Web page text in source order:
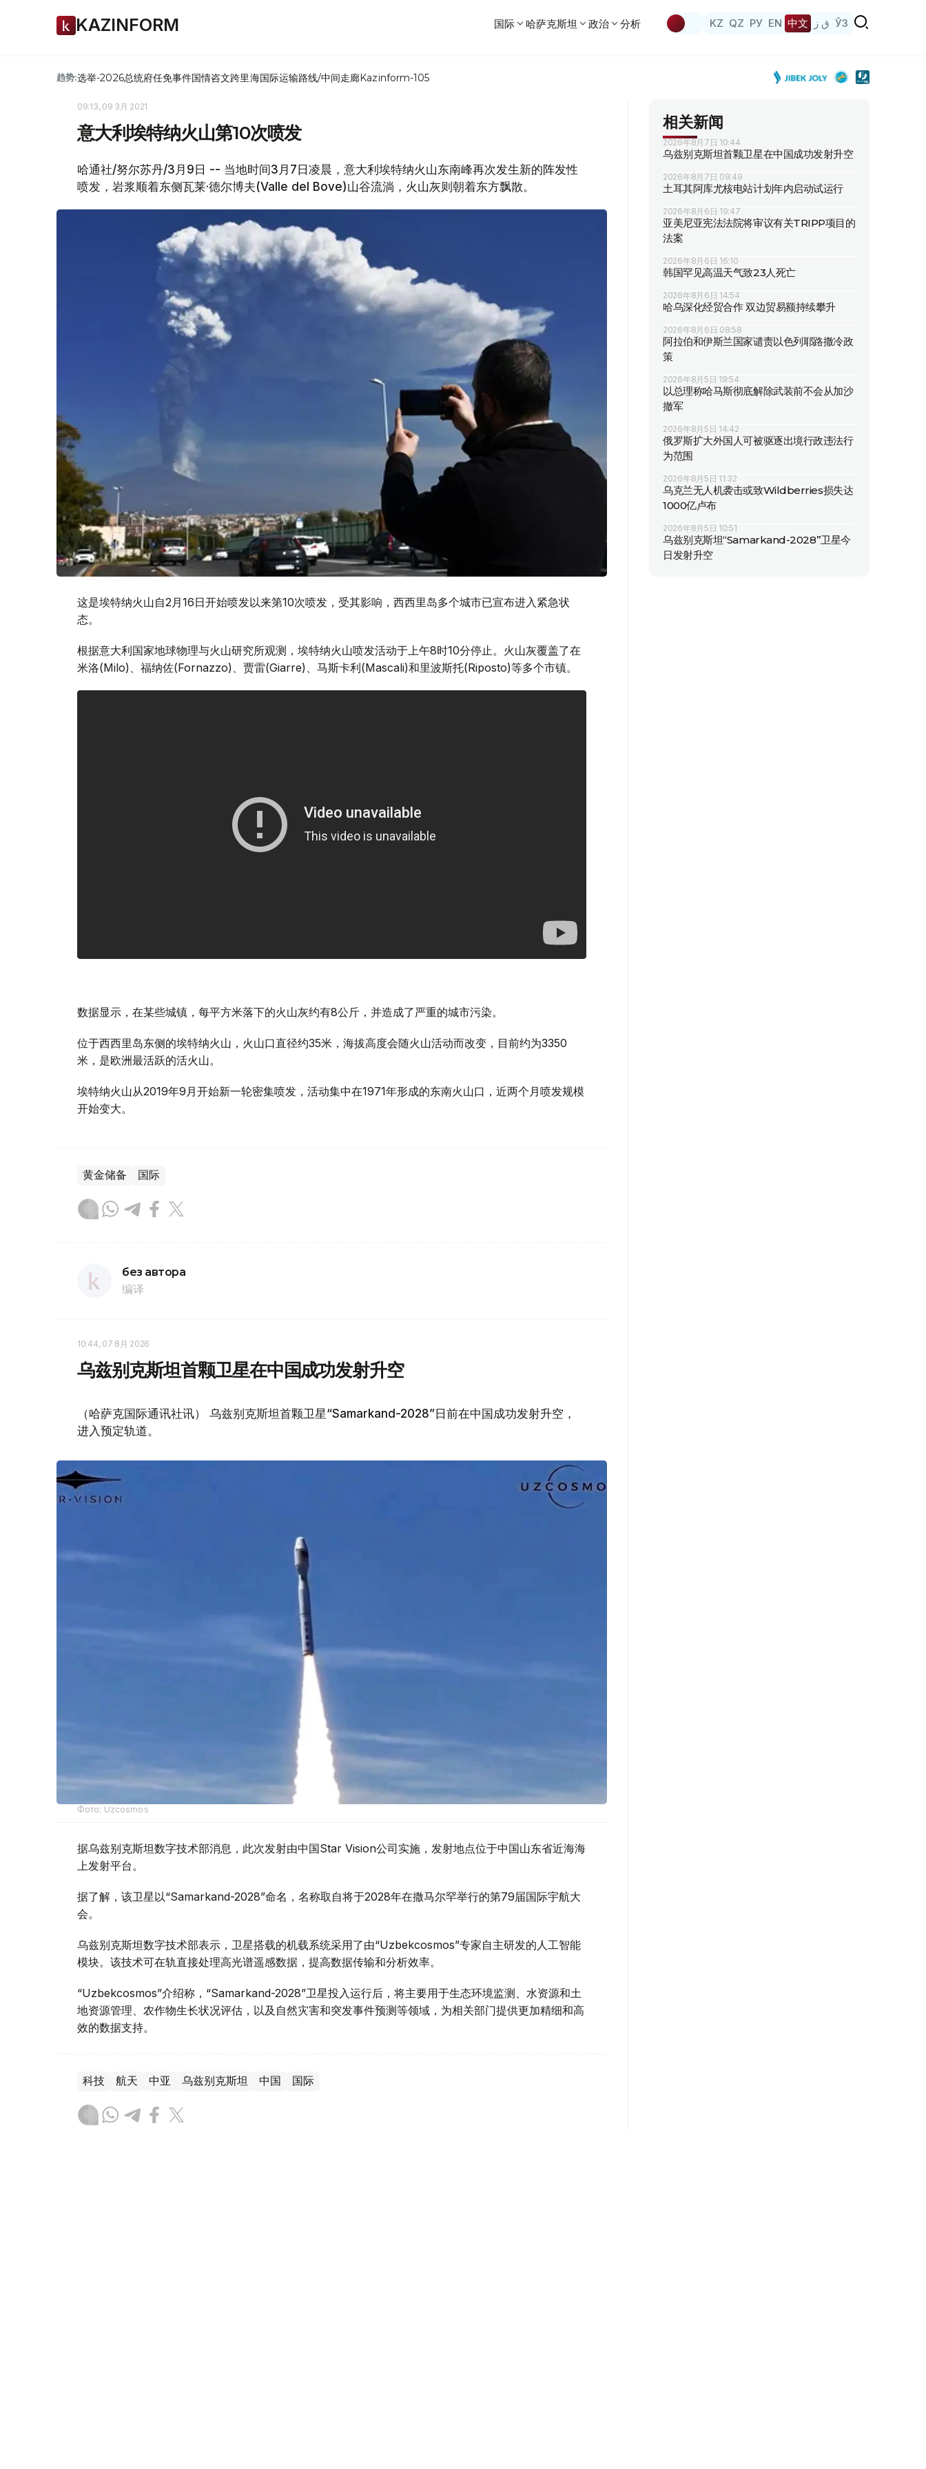
KAZINFORM 国际 哈萨克斯坦 政治 分析 KZ QZ РУ EN 中文 ق ز ЎЗ
趋势:选举-2026总统府任免事件国情咨文跨里海国际运输路线/中间走廊Kazinform-105
09:13, 09 3月 2021
意大利埃特纳火山第10次喷发
哈通社/努尔苏丹/3月9日 -- 当地时间3月7日凌晨，意大利埃特纳火山东南峰再次发生新的阵发性
喷发，岩浆顺着东侧瓦莱·德尔博夫(Valle del Bove)山谷流淌，火山灰则朝着东方飘散。
这是埃特纳火山自2月16日开始喷发以来第10次喷发，受其影响，西西里岛多个城市已宣布进入紧急状
态。
根据意大利国家地球物理与火山研究所观测，埃特纳火山喷发活动于上午8时10分停止。火山灰覆盖了在
米洛(Milo)、福纳佐(Fornazzo)、贾雷(Giarre)、马斯卡利(Mascali)和里波斯托(Riposto)等多个市镇。
数据显示，在某些城镇，每平方米落下的火山灰约有8公斤，并造成了严重的城市污染。
位于西西里岛东侧的埃特纳火山，火山口直径约35米，海拔高度会随火山活动而改变，目前约为3350
米，是欧洲最活跃的活火山。
埃特纳火山从2019年9月开始新一轮密集喷发，活动集中在1971年形成的东南火山口，近两个月喷发规模
开始变大。
黄金储备 国际
без автора
编译
10:44, 07 8月 2026
乌兹别克斯坦首颗卫星在中国成功发射升空
（哈萨克国际通讯社讯） 乌兹别克斯坦首颗卫星“Samarkand-2028”日前在中国成功发射升空，
进入预定轨道。
Фото: Uzcosmos
据乌兹别克斯坦数字技术部消息，此次发射由中国Star Vision公司实施，发射地点位于中国山东省近海海
上发射平台。
据了解，该卫星以“Samarkand-2028”命名，名称取自将于2028年在撒马尔罕举行的第79届国际宇航大
会。
乌兹别克斯坦数字技术部表示，卫星搭载的机载系统采用了由“Uzbekcosmos”专家自主研发的人工智能
模块。该技术可在轨直接处理高光谱遥感数据，提高数据传输和分析效率。
“Uzbekcosmos”介绍称，“Samarkand-2028”卫星投入运行后，将主要用于生态环境监测、水资源和土
地资源管理、农作物生长状况评估，以及自然灾害和突发事件预测等领域，为相关部门提供更加精细和高
效的数据支持。
科技 航天 中亚 乌兹别克斯坦 中国 国际
相关新闻
2026年8月7日 10:44
乌兹别克斯坦首颗卫星在中国成功发射升空
2026年8月7日 09:49
土耳其阿库尤核电站计划年内启动试运行
2026年8月6日 19:47
亚美尼亚宪法法院将审议有关TRIPP项目的
法案
2026年8月6日 16:10
韩国罕见高温天气致23人死亡
2026年8月6日 14:54
哈乌深化经贸合作 双边贸易额持续攀升
2026年8月6日 08:58
阿拉伯和伊斯兰国家谴责以色列耶路撒冷政
策
2026年8月5日 19:54
以总理称哈马斯彻底解除武装前不会从加沙
撤军
2026年8月5日 14:42
俄罗斯扩大外国人可被驱逐出境行政违法行
为范围
2026年8月5日 11:32
乌克兰无人机袭击或致Wildberries损失达
1000亿卢布
2026年8月5日 10:51
乌兹别克斯坦“Samarkand-2028”卫星今
日发射升空